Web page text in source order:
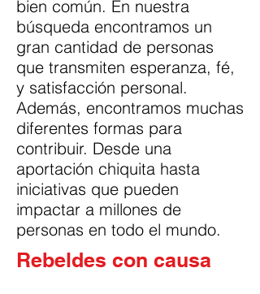
bien común. En nuestra
búsqueda encontramos un
gran cantidad de personas
que transmiten esperanza, fé,
y satisfacción personal.
Además, encontramos muchas
diferentes formas para
contribuir. Desde una
aportación chiquita hasta
iniciativas que pueden
impactar a millones de
personas en todo el mundo.
Rebeldes con causa